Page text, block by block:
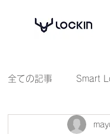
全ての記事 Smart